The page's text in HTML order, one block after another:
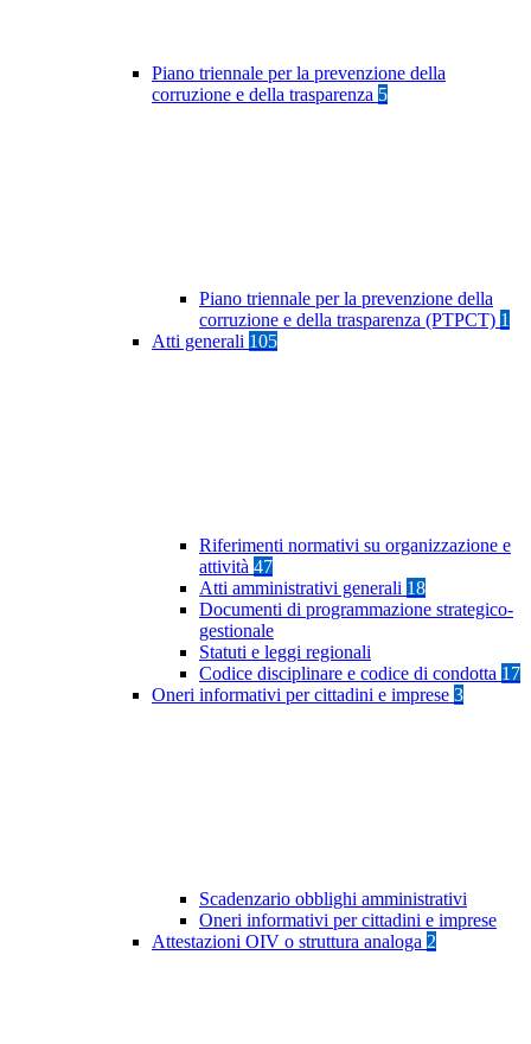
Piano triennale per la prevenzione della
corruzione e della trasparenza 5
Piano triennale per la prevenzione della
corruzione e della trasparenza (PTPCT) 1
Atti generali 105
Riferimenti normativi su organizzazione e
attività 47
Atti amministrativi generali 18
Documenti di programmazione strategico-
gestionale
Statuti e leggi regionali
Codice disciplinare e codice di condotta 17
Oneri informativi per cittadini e imprese 3
Scadenzario obblighi amministrativi
Oneri informativi per cittadini e imprese
Attestazioni OIV o struttura analoga 2